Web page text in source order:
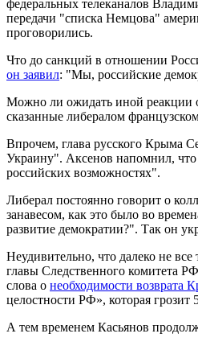
федеральных телеканалов
передачи "списка Немцова"
проговорились.
Что до санкций в отношении
он заявил: "Мы, российские
Можно ли ожидать иной реакции
сказанные либералом
Впрочем, глава русского Крыма
Украину". Аксенов напомнил,
российских возможностях".
Либерал постоянно говорит о
занавесом, как это было во
развитие демократии?". Так он
Неудивительно, что далеко не
главы Следственного комитета
слова о необходимости возврата
целостности РФ», которая
А тем временем Касьянов